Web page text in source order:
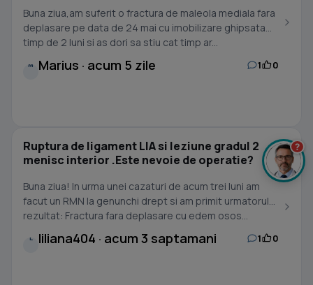
Buna ziua,am suferit o fractura de maleola mediala fara
deplasare pe data de 24 mai cu imobilizare ghipsata
timp de 2 luni si as dori sa stiu cat timp ar...
M Marius · acum 5 zile 1 0
Ruptura de ligament LIA si leziune gradul 2
menisc interior .Este nevoie de operatie?
Buna ziua! In urma unei cazaturi de acum trei luni am
facut un RMN la genunchi drept si am primit urmatorul
rezultat: Fractura fara deplasare cu edem osos...
L liliana404 · acum 3 saptamani 1 0
?